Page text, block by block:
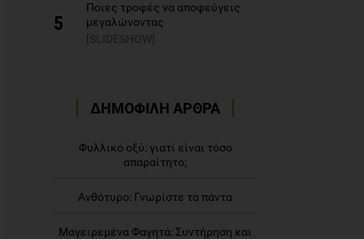
5
Ποιες τροφές να αποφεύγεις
μεγαλώνοντας
[SLIDESHOW]
ΔΗΜΟΦΙΛΗ ΑΡΘΡΑ
Φυλλικό οξύ: γιατί είναι τόσο
απαραίτητο;
Ανθότυρο: Γνωρίστε τα πάντα
Μαγειρεμένα Φαγητά: Συντήρηση και